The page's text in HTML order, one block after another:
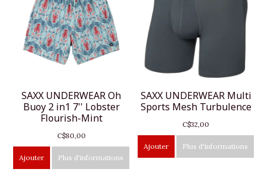
SAXX UNDERWEAR Oh
Buoy 2 in1 7'' Lobster
Flourish-Mint
C$80,00
Ajouter Plus d'informations
SAXX UNDERWEAR Multi
Sports Mesh Turbulence
C$32,00
Ajouter Plus d'informations